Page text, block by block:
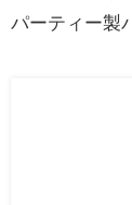
パーティー製